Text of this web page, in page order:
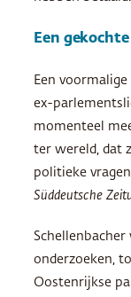
Een
Een
ex-
momenteel
ter wereld, dat
politieke
Süddeutsche
onderzoeken,
Oostenrijkse